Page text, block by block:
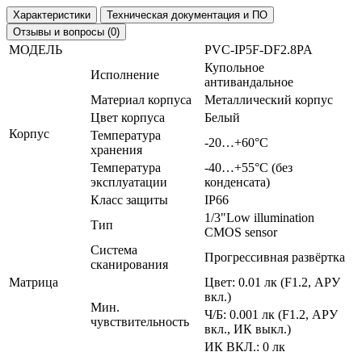
Характеристики
Техническая документация и ПО
Отзывы и вопросы (0)
МОДЕЛЬ PVC-IP5F-DF2.8PA
Корпус
Исполнение
Купольное
антивандальное
Материал корпуса
Металлический корпус
Цвет корпуса
Белый
Температура
хранения
-20…+60°С
Температура
эксплуатации
-40…+55°С (без
конденсата)
Класс защиты
IP66
Матрица
Тип
1/3"Low illumination
CMOS sensor
Система
сканирования
Прогрессивная развёртка
Мин.
чувствительность
Цвет: 0.01 лк (F1.2, АРУ
вкл.)
Ч/Б: 0.001 лк (F1.2, АРУ
вкл., ИК выкл.)
ИК ВКЛ.: 0 лк